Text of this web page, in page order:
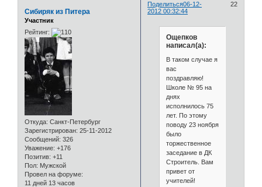
Поделиться 22
06-12-
2012 00:32:44
Сибиряк из Питера
Участник
Рейтинг:
Откуда: Санкт-Петербург
Зарегистрирован: 25-11-2012
Сообщений: 326
Уважение: +176
Позитив: +11
Пол: Мужской
Провел на форуме:
11 дней 13 часов
Ощепков
написал(а):
В таком случае я
вас
поздравляю!
Школе № 95 на
днях
исполнилось 75
лет. По этому
поводу 23 ноября
было
торжественное
заседание в ДК
Строитель. Вам
привет от
учителей!